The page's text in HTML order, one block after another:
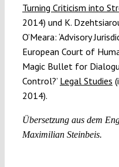
Turning Criticism into
2014) und K.
O’Meara: ‘Advisory
European Court of
Magic Bullet for
Control?’ Legal Studies
2014).
Übersetzung aus dem
Maximilian Steinbeis.